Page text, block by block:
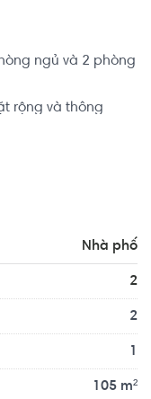
ngủ và 2 phòng
rộng và thông
di chuyển đến
đường bộ hạ
tâm thương
CT Plaza,... 5 phút
Trung tâm Quận 1,
Nhà phố
2
2
1
105 m²